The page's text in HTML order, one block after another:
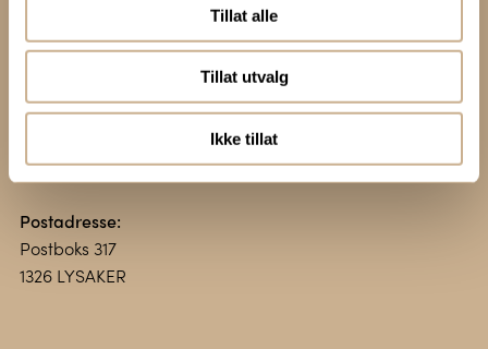
Tillat alle
Tillat utvalg
Ikke tillat
ortomedic@ortomedic.no
Besøksadresse:
1366 LYSAKER
Postadresse:
Postboks 317
1326 LYSAKER